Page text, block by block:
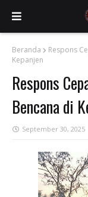
Beranda
Respons
Kepanjen
Respons
Bencana di
September 30, 2025